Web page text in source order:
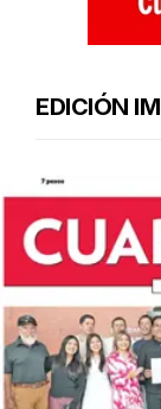
EDICIÓN